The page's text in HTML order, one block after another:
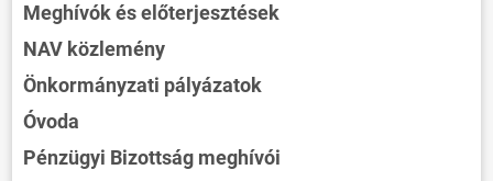
Meghívók és előterjesztések
NAV közlemény
Önkormányzati pályázatok
Óvoda
Pénzügyi Bizottság meghívói